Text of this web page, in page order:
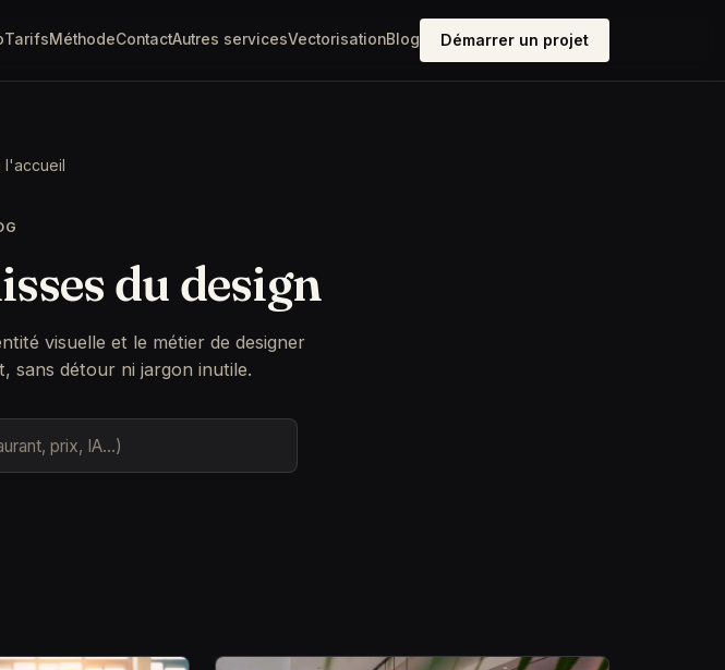
TarifsMéthodeContactAutres servicesVectorisationBlog Démarrer un projet
l'accueil
du design
visuelle et le métier de designer
sans détour ni jargon inutile.